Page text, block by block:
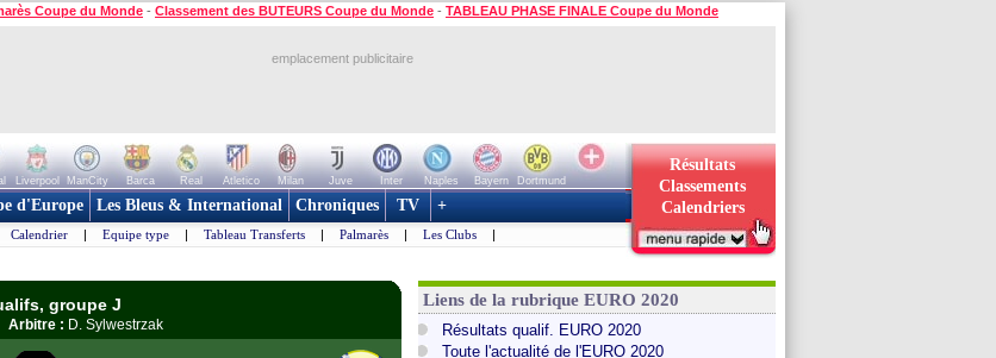
Coupe du Monde - Classement des BUTEURS Coupe du Monde - TABLEAU PHASE FINALE Coupe du Monde
emplacement publicitaire
Liverpool ManCity Barca Real Atletico Milan Juve Inter Naples Bayern
Dortmund
Résultats
Classements
Calendriers
d'Europe Les Bleus & International Chroniques TV +
Calendrier | Equipe type | Tableau Transferts | Palmarès | Les Clubs |
groupe J
Arbitre : D. Sylwestrzak
Liens de la rubrique EURO 2020
Résultats qualif. EURO 2020
Toute l'actualité de l'EURO 2020